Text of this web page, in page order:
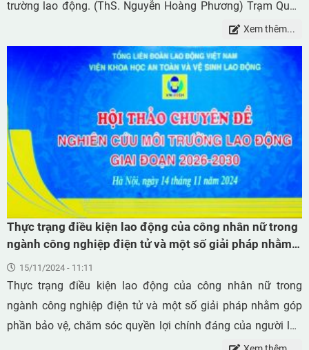
trường lao động. (ThS. Nguyễn Hoàng Phương) Trạm Quan
trắc và Phân tích Môi trường Lao động, Viện Khoa học An
toàn và Vệ sinh Lao động, 99 Trần Quốc Toản, Hoàn Kiếm,
Hà Nội.
Xem thêm...
Thực trạng điều kiện lao động của công nhân nữ trong
ngành công nghiệp điện tử và một số giải pháp nhằm
góp phần bảo vệ, chăm sóc quyền lợi chính đáng của
người lao động. (ThS. Vũ Duy Thanh, và Cộng sự)
15/11/2024 - 11:11
Thực trạng điều kiện lao động của công nhân nữ trong
ngành công nghiệp điện tử và một số giải pháp nhằm góp
phần bảo vệ, chăm sóc quyền lợi chính đáng của người lao
động. (ThS. Vũ Duy Thanh, và Cộng sự) Trạm Quan trắc và